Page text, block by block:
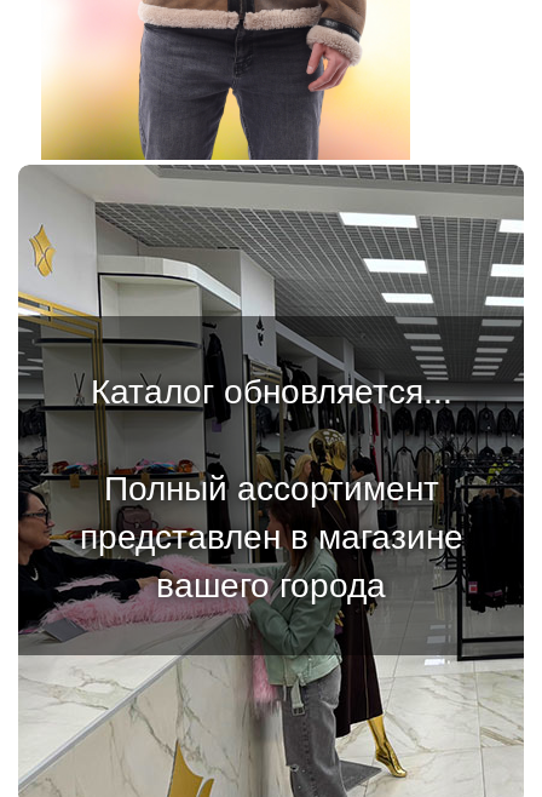
Каталог обновляется...
Полный ассортимент
представлен в магазине
вашего города